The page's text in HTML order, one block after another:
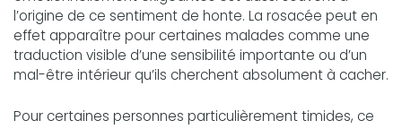
l’origine de ce sentiment de honte. La rosacée peut en
effet apparaître pour certaines malades comme une
traduction visible d’une sensibilité importante ou d’un
mal-être intérieur qu’ils cherchent absolument à cacher.
Pour certaines personnes particulièrement timides, ce